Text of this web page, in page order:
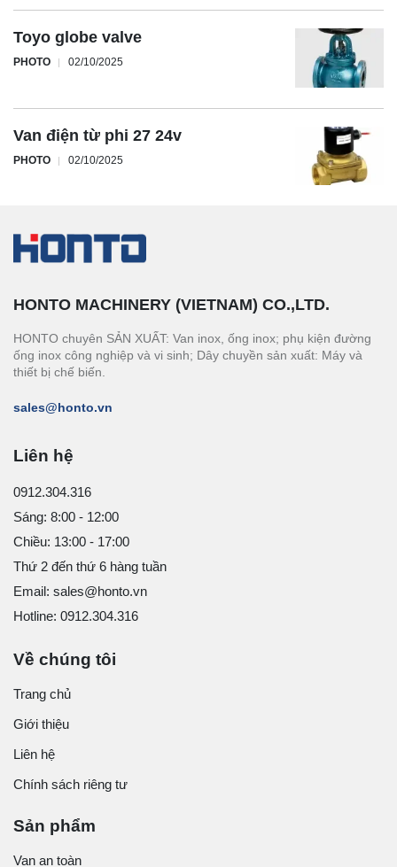
Toyo globe valve
PHOTO 02/10/2025
Van điện từ phi 27 24v
PHOTO 02/10/2025
HONTO MACHINERY (VIETNAM) CO.,LTD.
HONTO chuyên SẢN XUẤT: Van inox, ống inox; phụ kiện đường
ống inox công nghiệp và vi sinh; Dây chuyền sản xuất: Máy và
thiết bị chế biến.
sales@honto.vn
Liên hệ
0912.304.316
Sáng: 8:00 - 12:00
Chiều: 13:00 - 17:00
Thứ 2 đến thứ 6 hàng tuần
Email: sales@honto.vn
Hotline: 0912.304.316
Về chúng tôi
Trang chủ
Giới thiệu
Liên hệ
Chính sách riêng tư
Sản phẩm
Van an toàn